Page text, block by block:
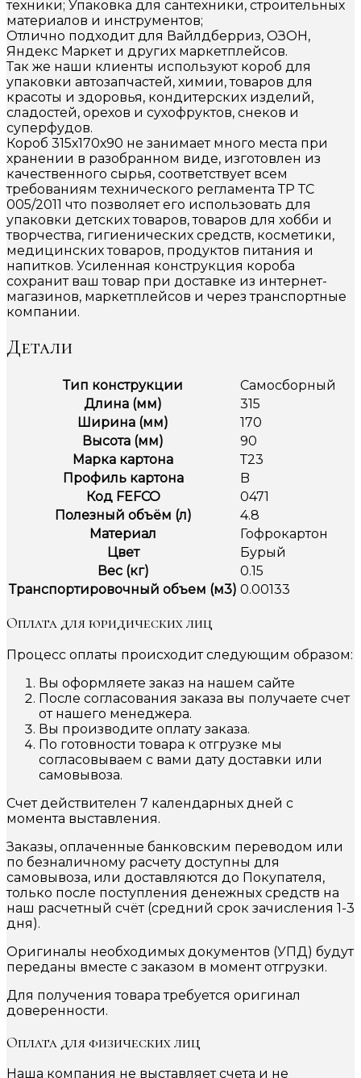
техники; Упаковка для сантехники, строительных
материалов и инструментов;
Отлично подходит для Вайлдберриз, ОЗОН,
Яндекс Маркет и других маркетплейсов.
Так же наши клиенты используют короб для
упаковки автозапчастей, химии, товаров для
красоты и здоровья, кондитерских изделий,
сладостей, орехов и сухофруктов, снеков и
суперфудов.
Короб 315х170х90 не занимает много места при
хранении в разобранном виде, изготовлен из
качественного сырья, соответствует всем
требованиям технического регламента ТР ТС
005/2011 что позволяет его использовать для
упаковки детских товаров, товаров для хобби и
творчества, гигиенических средств, косметики,
медицинских товаров, продуктов питания и
напитков. Усиленная конструкция короба
сохранит ваш товар при доставке из интернет-
магазинов, маркетплейсов и через транспортные
компании.
Детали
Тип конструкции
Самосборный
Длина (мм)
315
Ширина (мм)
170
Высота (мм)
90
Марка картона
Т23
Профиль картона
B
Код FEFCO
0471
Полезный объём (л)
4.8
Материал
Гофрокартон
Цвет
Бурый
Вес (кг)
0.15
Транспортировочный объем (м3) 0.00133
Оплата для юридических лиц
Процесс оплаты происходит следующим образом:
Вы оформляете заказ на нашем сайте
После согласования заказа вы получаете счет
от нашего менеджера.
Вы производите оплату заказа.
По готовности товара к отгрузке мы
согласовываем с вами дату доставки или
самовывоза.
Счет действителен 7 календарных дней с
момента выставления.
Заказы, оплаченные банковским переводом или
по безналичному расчету доступны для
самовывоза, или доставляются до Покупателя,
только после поступления денежных средств на
наш расчетный счёт (средний срок зачисления 1-3
дня).
Оригиналы необходимых документов (УПД) будут
переданы вместе с заказом в момент отгрузки.
Для получения товара требуется оригинал
доверенности.
Оплата для физических лиц
Наша компания не выставляет счета и не